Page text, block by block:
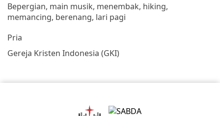
Bepergian, main musik, menembak, hiking,
memancing, berenang, lari pagi
Pria
Gereja Kristen Indonesia (GKI)